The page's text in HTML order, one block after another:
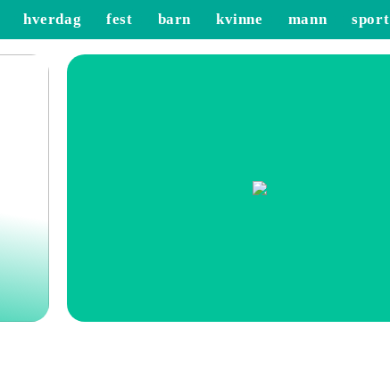
hverdag fest barn kvinne mann sport